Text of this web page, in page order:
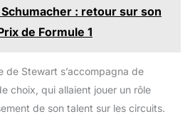
: retour sur son
de Formule 1
de Stewart s’accompagna de
choix, qui allaient jouer un rôle
de son talent sur les circuits.